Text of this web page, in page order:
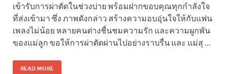
เข้ารับการผ่าตัดในช่วงบ่าย พร้อมฝากขอบคุณทุกกำลังใจ
ที่ส่งเข้ามา ซึ่ง ภาพดังกล่าว สร้างความอบอุ่นใจให้กับแฟน
เพลงไม่น้อย หลายคนต่างชื่นชมความรัก และความผูกพัน
ของแม่ลูก ขอให้การผ่าตัดผ่านไปอย่างราบรื่น และ แม่สุ …
READ MORE